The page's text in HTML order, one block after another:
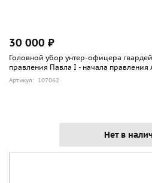
30 000 ₽
Головной убор унтер-офицера
правления Павла I - начала правления
Артикул: 107062
Нет в